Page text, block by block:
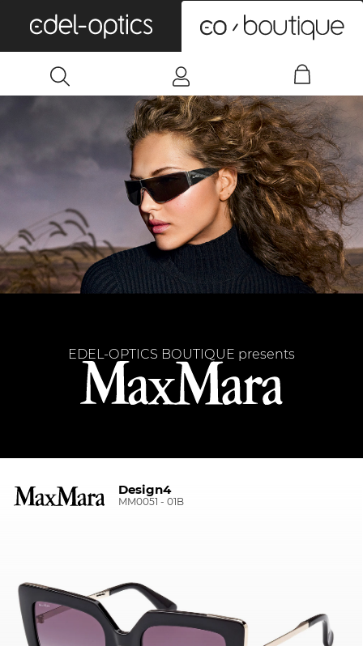
EDEL-OPTICS BOUTIQUE presents
Design4
MM0051 - 01B